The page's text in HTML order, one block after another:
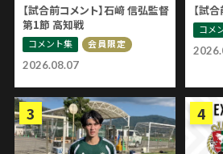
2026.08.07
【試合前コメント】石﨑 信弘監督
第1節 高知戦
コメント集 会員限定
【試
コメ